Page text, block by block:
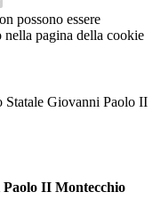
possono essere
pagina della cookie
Statale Giovanni Paolo II
II Montecchio